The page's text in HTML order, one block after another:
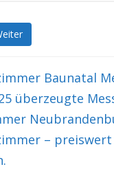
Baunatal
überzeugte
– preiswert